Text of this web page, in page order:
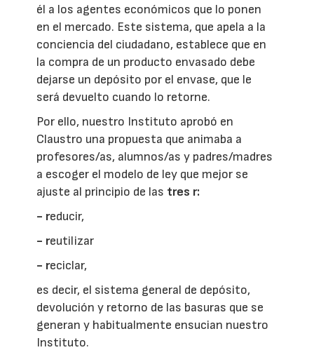
él a los agentes económicos que lo ponen
en el mercado. Este sistema, que apela a la
conciencia del ciudadano, establece que en
la compra de un producto envasado debe
dejarse un depósito por el envase, que le
será devuelto cuando lo retorne.
Por ello, nuestro Instituto aprobó en
Claustro una propuesta que animaba a
profesores/as, alumnos/as y padres/madres
a escoger el modelo de ley que mejor se
ajuste al principio de las tres r:
- reducir,
- reutilizar
- reciclar,
es decir, el sistema general de depósito,
devolución y retorno de las basuras que se
generan y habitualmente ensucian nuestro
Instituto.